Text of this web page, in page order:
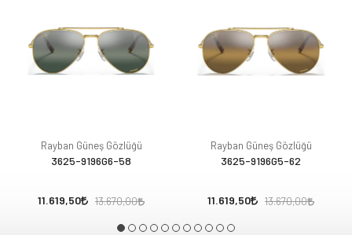
Rayban Güneş Gözlüğü
3625-9196G6-58
11.619,50 13.670,00
Rayban Güneş Gözlüğü
3625-9196G5-62
11.619,50 13.670,00